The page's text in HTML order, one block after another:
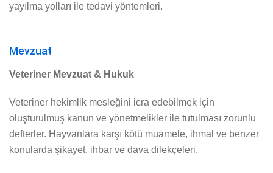
yayılma yolları ile tedavi yöntemleri.
Mevzuat
Veteriner Mevzuat & Hukuk
Veteriner hekimlik mesleğini icra edebilmek için
oluşturulmuş kanun ve yönetmelikler ile tutulması zorunlu
defterler. Hayvanlara karşı kötü muamele, ihmal ve benzer
konularda şikayet, ihbar ve dava dilekçeleri.